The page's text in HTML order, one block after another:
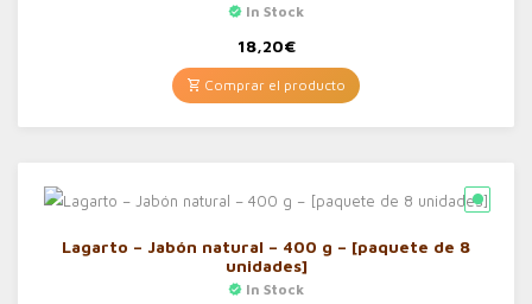
In Stock
18,20€
Comprar el producto
Lagarto – Jabón natural – 400 g – [paquete de 8
unidades]
In Stock